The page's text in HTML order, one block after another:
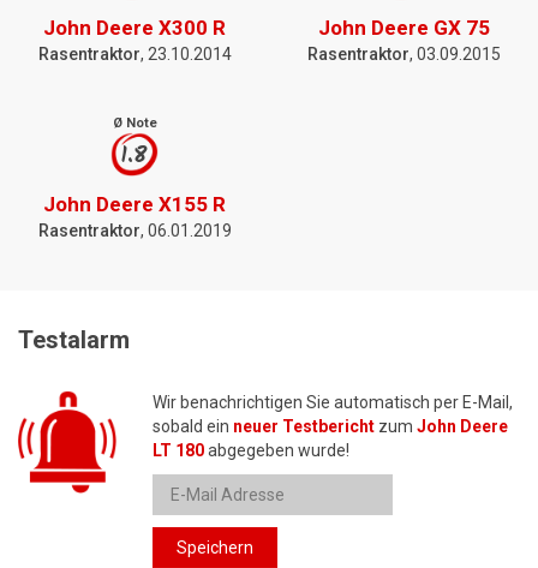
John Deere X300 R
Rasentraktor, 23.10.2014
John Deere GX 75
Rasentraktor, 03.09.2015
Ø Note
1.8
John Deere X155 R
Rasentraktor, 06.01.2019
Testalarm
Wir benachrichtigen Sie automatisch per E-Mail,
sobald ein neuer Testbericht zum John Deere
LT 180abgegeben wurde!
Speichern